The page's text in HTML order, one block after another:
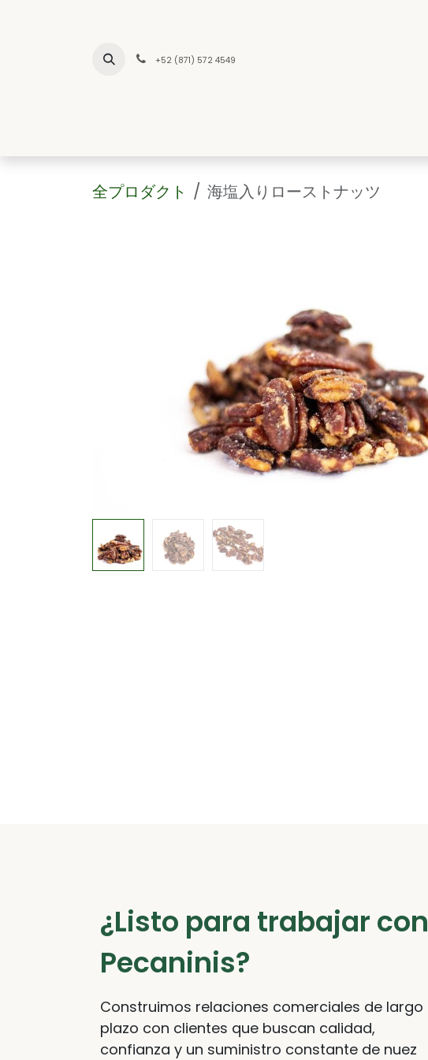
+52 (871) 572 4549
全プロダクト 海塩入りローストナッツ
¿Listo para trabajar con
Pecaninis?
Construimos relaciones comerciales de largo
plazo con clientes que buscan calidad,
confianza y un suministro constante de nuez